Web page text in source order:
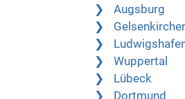
Augsburg
Wuppertal
Lübeck
Dortmund